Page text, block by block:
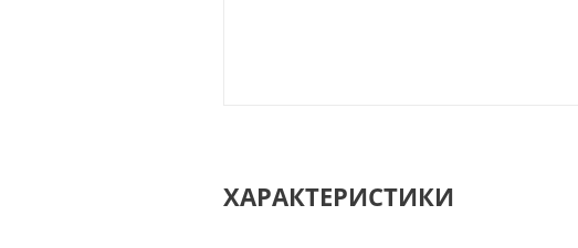
ХАРАКТЕРИСТИКИ